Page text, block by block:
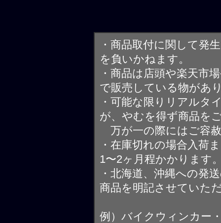
・商品取付に関して発
を負いかねます。
・商品は店頭や楽天市
で販売している物があ
・可能な限りリアルタ
が、やむを得ず商品を
万が一の際にはご容
・在庫切れの場合入荷
1〜2ヶ月程かかります
・北海道、沖縄への発
商品を明記させていた
例）バイクウィンカー